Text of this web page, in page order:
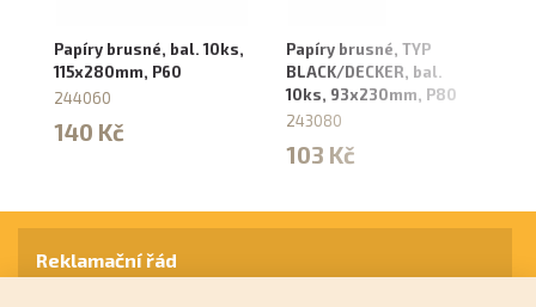
Papíry brusné, bal. 10ks,
115x280mm, P60
244060
140 Kč
Papíry brusné, TYP
BLACK/DECKER, bal.
10ks, 93x230mm, P80
243080
103 Kč
Reklamační řád